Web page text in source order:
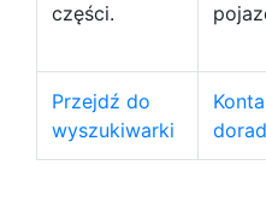
części.
Przejdź do
wyszukiwarki